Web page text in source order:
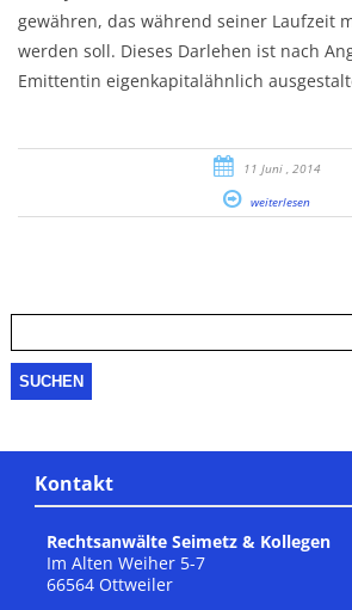
gewähren, das während seiner Laufzeit
werden soll. Dieses Darlehen ist nach
Emittentin eigenkapitalähnlich
11 Juni , 2014
weiterlesen
nach:
Kontakt
Rechtsanwälte Seimetz & Kollegen
Im Alten Weiher 5-7
66564 Ottweiler